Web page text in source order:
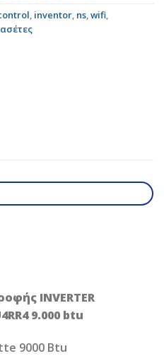
, inventor, ns,wifi,
INVERTER
9.000 btu
9000 Btu